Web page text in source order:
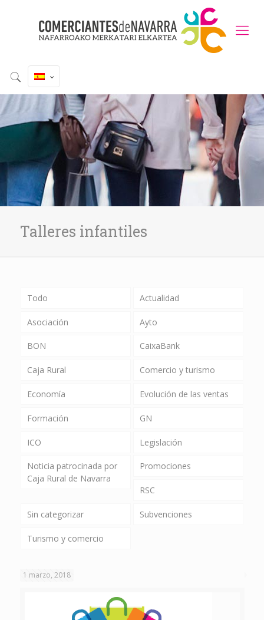
Talleres infantiles
Todo Actualidad
Asociación Ayto
BON CaixaBank
Caja Rural Comercio y turismo
Economía Evolución de las ventas
Formación GN
ICO Legislación
Noticia patrocinada por
Caja Rural de Navarra
Promociones
RSC
Sin categorizar Subvenciones
Turismo y comercio
1 marzo, 2018